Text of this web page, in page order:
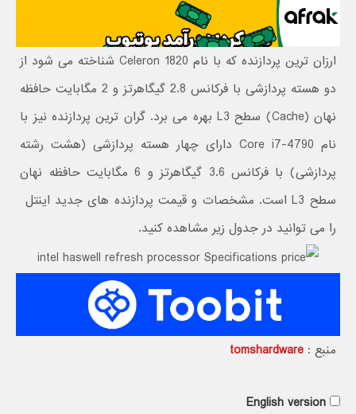
ارزان ترین پردازنده که با نام Celeron 1820 شناخته می شود از
دو هسته پردازشی با فرکانس 2.8 گیگاهرتز و 2 مگابایت حافظه
نهان (Cache) سطح L3 بهره می برد. گران ترین پردازنده نیز با
نام Core i7-4790 دارای چهار هسته پردازشی (هشت رشته
پردازشی) با فرکانس 3.6 گیگاهرتز و 6 مگابایت حافظه نهان
سطح L3 است. مشخصات و قیمت پردازنده های جدید اینتل
را می توانید در جدول زیر مشاهده کنید.
منبع :tomshardware
English version